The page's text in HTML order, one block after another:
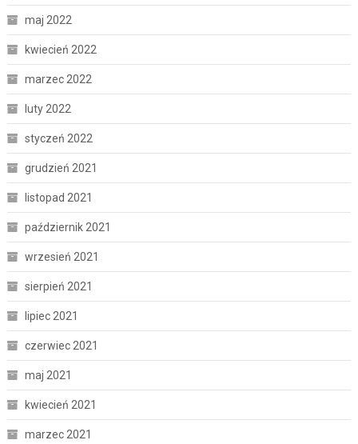
maj 2022
kwiecień 2022
marzec 2022
luty 2022
styczeń 2022
grudzień 2021
listopad 2021
październik 2021
wrzesień 2021
sierpień 2021
lipiec 2021
czerwiec 2021
maj 2021
kwiecień 2021
marzec 2021